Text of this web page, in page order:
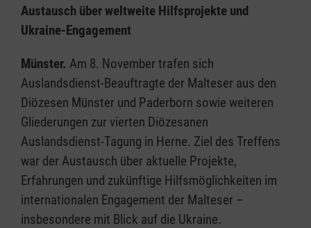
Austausch über weltweite Hilfsprojekte und
Ukraine-Engagement
Münster. Am 8. November trafen sich
Auslandsdienst-Beauftragte der Malteser aus den
Diözesen Münster und Paderborn sowie weiteren
Gliederungen zur vierten Diözesanen
Auslandsdienst-Tagung in Herne. Ziel des Treffens
war der Austausch über aktuelle Projekte,
Erfahrungen und zukünftige Hilfsmöglichkeiten im
internationalen Engagement der Malteser –
insbesondere mit Blick auf die Ukraine.